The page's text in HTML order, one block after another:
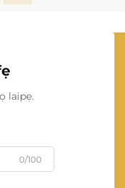
laipẹ.
0/100